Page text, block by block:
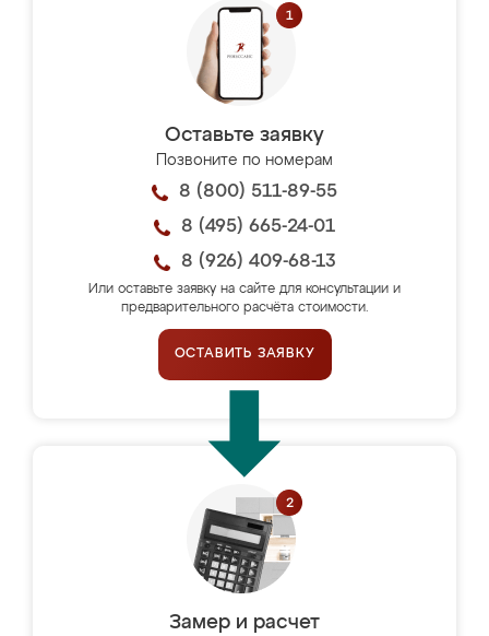
Оставьте заявку
Позвоните по номерам
8 (800) 511-89-55
8 (495) 665-24-01
8 (926) 409-68-13
Или оставьте заявку на сайте для консультации и
предварительного расчёта стоимости.
ОСТАВИТЬ ЗАЯВКУ
Замер и расчет